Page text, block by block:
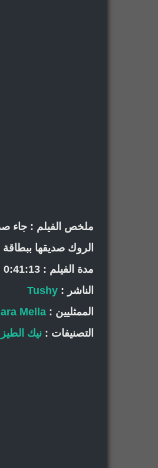
ملخص الفيلم : جاء
الروك صديقها
مدة الفيلم : 0:41:13
الناشر : Tushy
الممثليين : Mella
التصنيفات : نيك الطيز